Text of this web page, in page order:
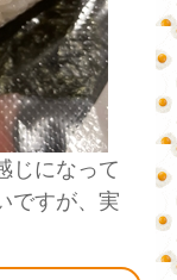
じになって
ですが、実